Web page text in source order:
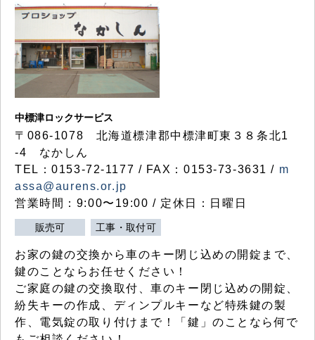
中標津ロックサービス
〒086-1078 北海道標津郡中標津町東３８条北1
-4 なかしん
TEL：0153-72-1177 / FAX：0153-73-3631 / m
assa@aurens.or.jp
営業時間：9:00〜19:00 / 定休日：日曜日
販売可 工事・取付可
お家の鍵の交換から車のキー閉じ込めの開錠まで、
鍵のことならお任せください！
ご家庭の鍵の交換取付、車のキー閉じ込めの開錠、
紛失キーの作成、ディンプルキーなど特殊鍵の製
作、電気錠の取り付けまで！「鍵」のことなら何で